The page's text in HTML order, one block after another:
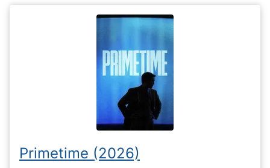
Primetime (2026)